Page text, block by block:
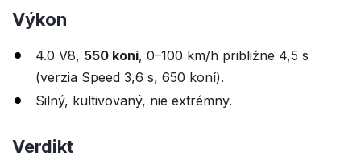
Výkon
4.0 V8, 550 koní, 0–100 km/h približne 4,5 s
(verzia Speed 3,6 s, 650 koní).
Silný, kultivovaný, nie extrémny.
Verdikt